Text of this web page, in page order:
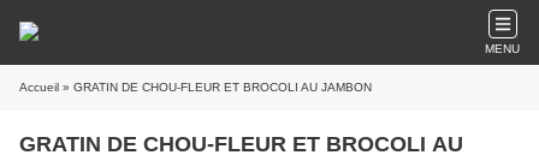
MENU
Accueil » GRATIN DE CHOU-FLEUR ET BROCOLI AU JAMBON
GRATIN DE CHOU-FLEUR ET BROCOLI AU